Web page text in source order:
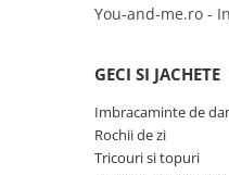
Rochii de zi
Compleuri si costume
Tricouri si topuri
You-and-me.ro -
GECI SI JACHETE
Imbracaminte de
Rochii de zi
Tricouri si topuri